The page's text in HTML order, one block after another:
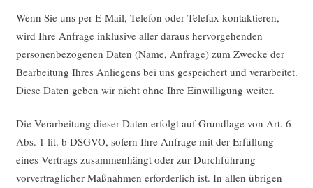
Wenn Sie uns per E-Mail, Telefon oder Telefax kontaktieren,
wird Ihre Anfrage inklusive aller daraus hervorgehenden
personenbezogenen Daten (Name, Anfrage) zum Zwecke der
Bearbeitung Ihres Anliegens bei uns gespeichert und verarbeitet.
Diese Daten geben wir nicht ohne Ihre Einwilligung weiter.
Die Verarbeitung dieser Daten erfolgt auf Grundlage von Art. 6
Abs. 1 lit. b DSGVO, sofern Ihre Anfrage mit der Erfüllung
eines Vertrags zusammenhängt oder zur Durchführung
vorvertraglicher Maßnahmen erforderlich ist. In allen übrigen